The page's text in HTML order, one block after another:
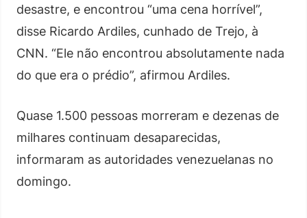
desastre, e encontrou “uma cena horrível”,
disse Ricardo Ardiles, cunhado de Trejo, à
CNN. “Ele não encontrou absolutamente nada
do que era o prédio”, afirmou Ardiles.
Quase 1.500 pessoas morreram e dezenas de
milhares continuam desaparecidas,
informaram as autoridades venezuelanas no
domingo.